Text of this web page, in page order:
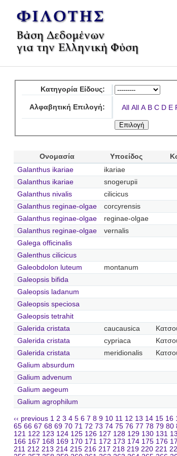
Κατηγορία Είδους:
Αλφαβητική Επιλογή: All All A B C D E
Ονομασία Υποείδος
Galanthus ikariae
ikariae
Galanthus ikariae
snogerupii
Galanthus nivalis
cilicicus
Galanthus reginae-olgae
corcyrensis
Galanthus reginae-olgae
reginae-olgae
Galanthus reginae-olgae
vernalis
Galega officinalis
Galenthus cilicicus
Galeobdolon luteum
montanum
Galeopsis bifida
Galeopsis ladanum
Galeopsis speciosa
Galeopsis tetrahit
Galerida cristata
caucausica
Galerida cristata
cypriaca
Galerida cristata
meridionalis
Galium absurdum
Galium advenum
Galium aegeum
Galium agrophilum
‹‹ previous 1 2 3 4 5 6 7 8 9 10 11 12 13 14 15 16
65 66 67 68 69 70 71 72 73 74 75 76 77 78 79 80
121 122 123 124 125 126 127 128 129 130 131
166 167 168 169 170 171 172 173 174 175 176
211 212 213 214 215 216 217 218 219 220 221